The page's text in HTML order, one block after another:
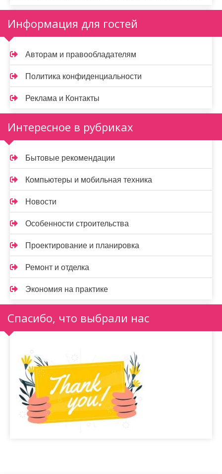
Информация для гостей
Авторам и правообладателям
Политика конфиденциальности
Реклама и Контакты
Интересное в рубриках
Бытовые рекомендации
Компьютеры и мобильная техника
Новости
Особенности строительства
Проектирование и планировка
Ремонт и отделка
Экономия на практике
Спасибо, что выбрали нас